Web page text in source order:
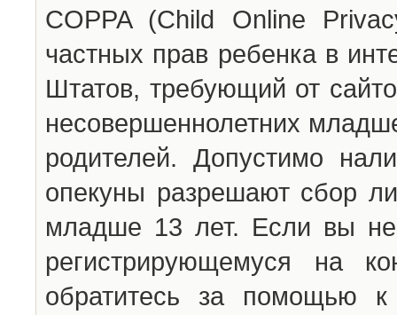
COPPA (Child Online
частных прав ребенка в
Штатов, требующий от
несовершеннолетних
родителей. Допустимо
опекуны разрешают сбор
младше 13 лет. Если вы
регистрирующемуся на
обратитесь за помощью к